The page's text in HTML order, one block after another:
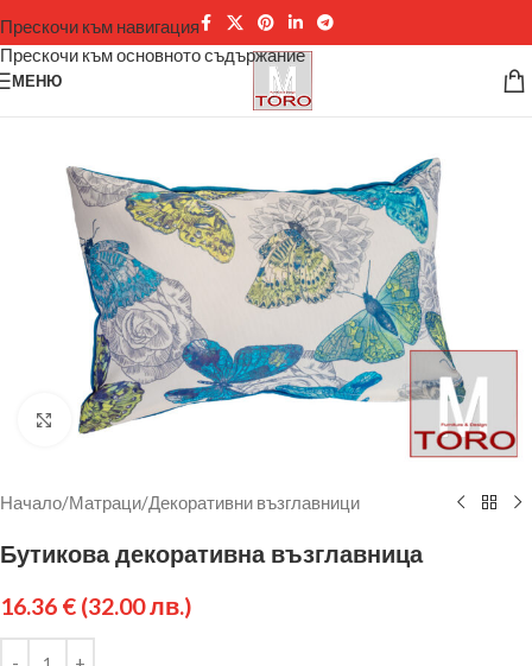
Прескочи към навигация
Прескочи към основното съдържание
МЕНЮ
Щракнете за уголемяване
Начало/Матраци/Декоративни възглавници
Бутикова декоративна възглавница
16.36 € (32.00 лв.)